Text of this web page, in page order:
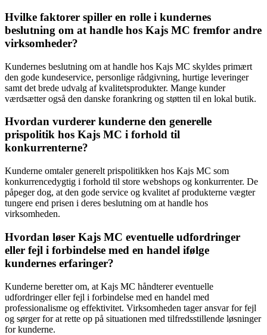
Hvilke faktorer spiller en rolle i kundernes
beslutning om at handle hos Kajs MC fremfor andre
virksomheder?
Kundernes beslutning om at handle hos Kajs MC skyldes primært
den gode kundeservice, personlige rådgivning, hurtige leveringer
samt det brede udvalg af kvalitetsprodukter. Mange kunder
værdsætter også den danske forankring og støtten til en lokal butik.
Hvordan vurderer kunderne den generelle
prispolitik hos Kajs MC i forhold til
konkurrenterne?
Kunderne omtaler generelt prispolitikken hos Kajs MC som
konkurrencedygtig i forhold til store webshops og konkurrenter. De
påpeger dog, at den gode service og kvalitet af produkterne vægter
tungere end prisen i deres beslutning om at handle hos
virksomheden.
Hvordan løser Kajs MC eventuelle udfordringer
eller fejl i forbindelse med en handel ifølge
kundernes erfaringer?
Kunderne beretter om, at Kajs MC håndterer eventuelle
udfordringer eller fejl i forbindelse med en handel med
professionalisme og effektivitet. Virksomheden tager ansvar for fejl
og sørger for at rette op på situationen med tilfredsstillende løsninger
for kunderne.